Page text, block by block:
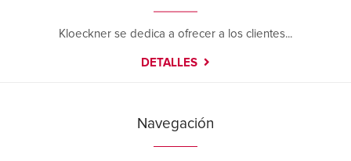
Kloeckner se dedica a ofrecer a los clientes...
DETALLES
Navegación